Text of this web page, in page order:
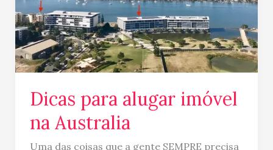
Dicas para alugar imóvel
na Australia
Uma das coisas que a gente SEMPRE precisa